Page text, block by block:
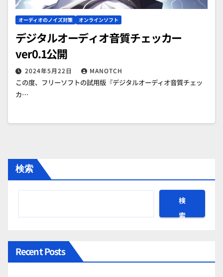
オーディオのノイズ対策 オンラインソフト
デジタルオーディオ音質チェッカー
ver0.1公開
2024年5月22日 MANOTCH
この度、フリーソフトの試用版『デジタルオーディオ音質チェッ
カ…
検索
検
索
Recent Posts